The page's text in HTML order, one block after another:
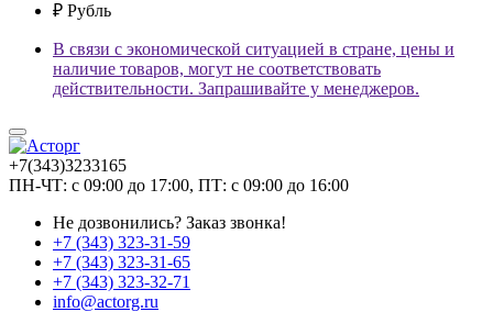
₽ Рубль
В связи с экономической ситуацией в стране, цены и
наличие товаров, могут не соответствовать
действительности. Запрашивайте у менеджеров.
+7(343)3233165
ПН-ЧТ: с 09:00 до 17:00, ПТ: с 09:00 до 16:00
Не дозвонились? Заказ звонка!
+7 (343) 323-31-59
+7 (343) 323-31-65
+7 (343) 323-32-71
info@actorg.ru